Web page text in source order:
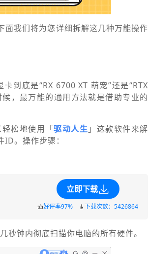
面我们将为您详细拆解这几种万能操作
到底是“RX 6700 XT 萌宠”还是“RTX
，最万能的通用方法就是借助专业的
松地使用「驱动人生 」这款软件来解
。操作步骤：
立即下载
好评率97% 下载次数：5426864
秒钟内彻底扫描你电脑的所有硬件。